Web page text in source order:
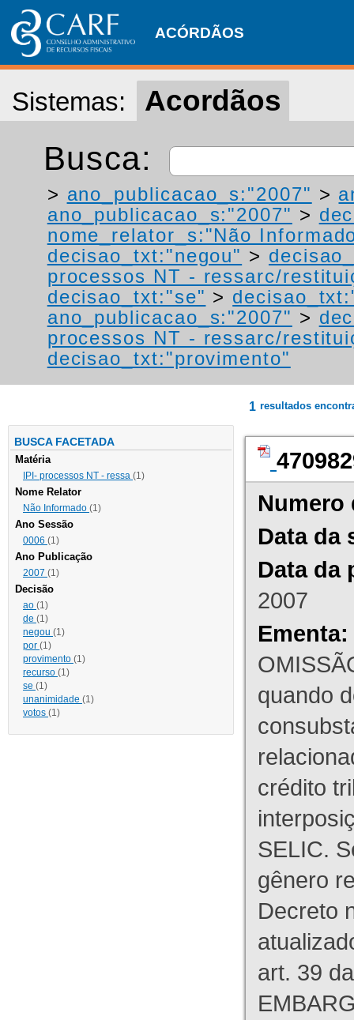
ACÓRDÃOS
Sistemas: Acordãos
Busca:
> ano_publicacao_s:"2007" >
ano_publicacao_s:"2007" >
nome_relator_s:"Não
decisao_txt:"negou" >
processos NT - ressarc/
decisao_txt:"se" >
ano_publicacao_s:"2007" >
processos NT - ressarc/
decisao_txt:"provimento"
BUSCA FACETADA
Matéria
IPI- processos NT - ressa (1)
Nome Relator
Não Informado (1)
Ano Sessão
0006 (1)
Ano Publicação
2007 (1)
Decisão
ao (1)
de (1)
negou (1)
por (1)
provimento (1)
recurso (1)
se (1)
unanimidade (1)
votos (1)
1 resultados
Numero
Data da
Data da
2007
Ementa:
quando
crédito
SELIC.
gênero
Decreto
art. 39